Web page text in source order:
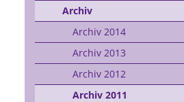
Archiv
Archiv 2014
Archiv 2013
Archiv 2012
Archiv 2011